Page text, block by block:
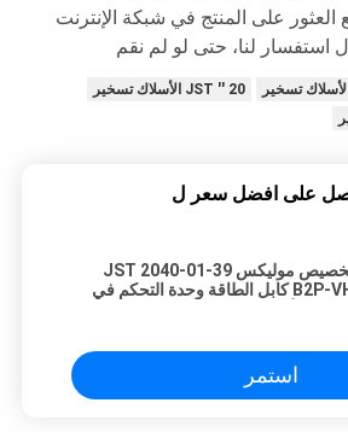
العثور على المنتج في شبكة الإنترنت
استفسار لنا، حتى لو لم نقم
20 '' JST الأسلاك تسخير
على افضل سعر ل
تخصيص موليكس 39-01-2040 JST
B2P-VH كابل الطاقة وحدة التحكم في
استمر